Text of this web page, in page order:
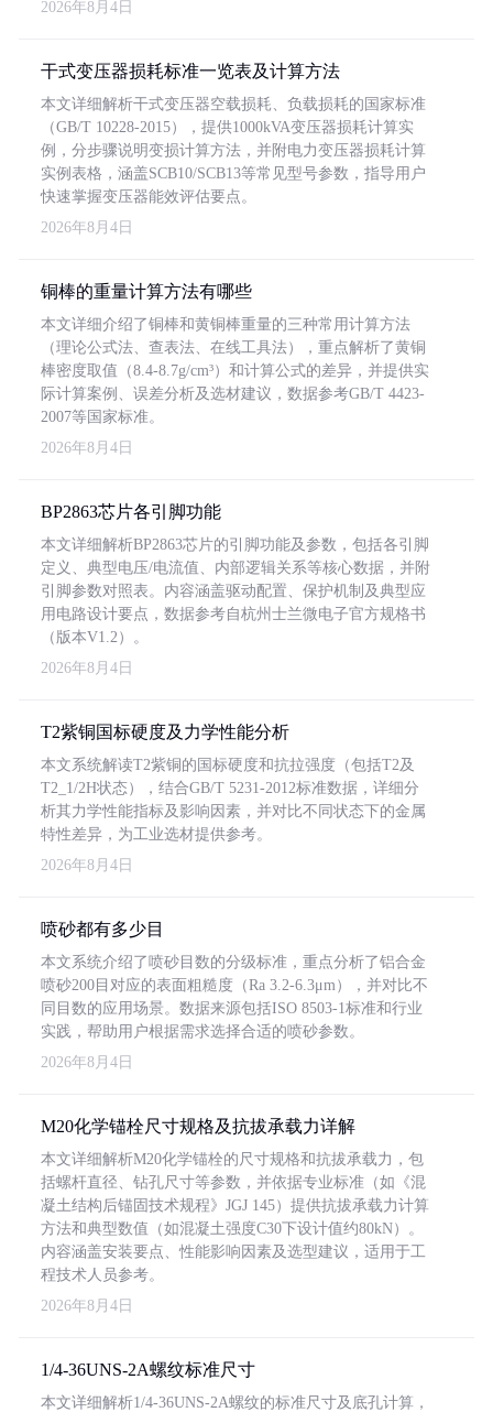
2026年8月4日
干式变压器损耗标准一览表及计算方法
本文详细解析干式变压器空载损耗、负载损耗的国家标准
（GB/T 10228-2015），提供1000kVA变压器损耗计算实
例，分步骤说明变损计算方法，并附电力变压器损耗计算
实例表格，涵盖SCB10/SCB13等常见型号参数，指导用户
快速掌握变压器能效评估要点。
2026年8月4日
铜棒的重量计算方法有哪些
本文详细介绍了铜棒和黄铜棒重量的三种常用计算方法
（理论公式法、查表法、在线工具法），重点解析了黄铜
棒密度取值（8.4-8.7g/cm³）和计算公式的差异，并提供实
际计算案例、误差分析及选材建议，数据参考GB/T 4423-
2007等国家标准。
2026年8月4日
BP2863芯片各引脚功能
本文详细解析BP2863芯片的引脚功能及参数，包括各引脚
定义、典型电压/电流值、内部逻辑关系等核心数据，并附
引脚参数对照表。内容涵盖驱动配置、保护机制及典型应
用电路设计要点，数据参考自杭州士兰微电子官方规格书
（版本V1.2）。
2026年8月4日
T2紫铜国标硬度及力学性能分析
本文系统解读T2紫铜的国标硬度和抗拉强度（包括T2及
T2_1/2H状态），结合GB/T 5231-2012标准数据，详细分
析其力学性能指标及影响因素，并对比不同状态下的金属
特性差异，为工业选材提供参考。
2026年8月4日
喷砂都有多少目
本文系统介绍了喷砂目数的分级标准，重点分析了铝合金
喷砂200目对应的表面粗糙度（Ra 3.2-6.3μm），并对比不
同目数的应用场景。数据来源包括ISO 8503-1标准和行业
实践，帮助用户根据需求选择合适的喷砂参数。
2026年8月4日
M20化学锚栓尺寸规格及抗拔承载力详解
本文详细解析M20化学锚栓的尺寸规格和抗拔承载力，包
括螺杆直径、钻孔尺寸等参数，并依据专业标准（如《混
凝土结构后锚固技术规程》JGJ 145）提供抗拔承载力计算
方法和典型数值（如混凝土强度C30下设计值约80kN）。
内容涵盖安装要点、性能影响因素及选型建议，适用于工
程技术人员参考。
2026年8月4日
1/4-36UNS-2A螺纹标准尺寸
本文详细解析1/4-36UNS-2A螺纹的标准尺寸及底孔计算，